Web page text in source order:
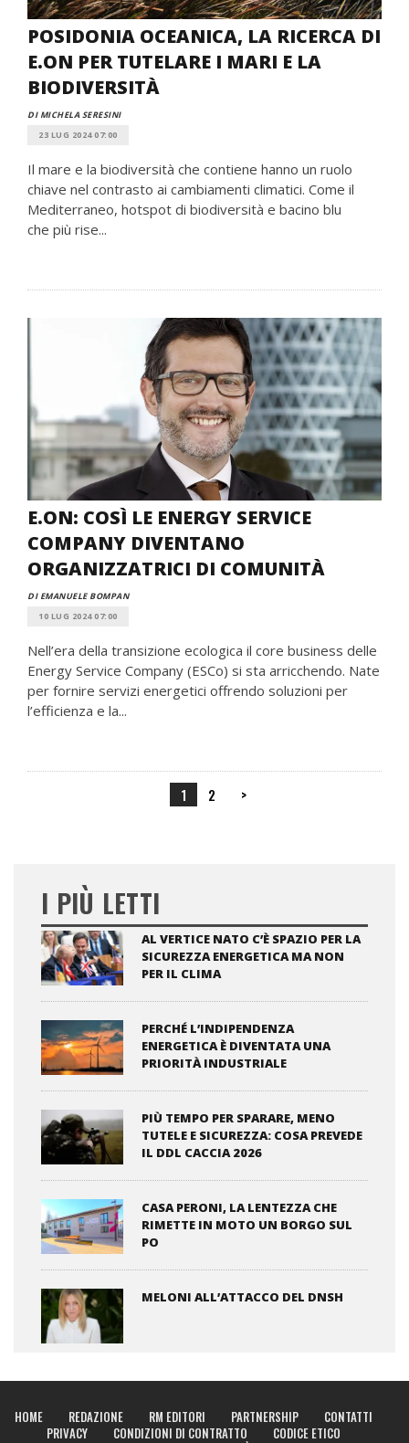
POSIDONIA OCEANICA, LA RICERCA DI
E.ON PER TUTELARE I MARI E LA
BIODIVERSITÀ
DI MICHELA SERESINI
23 LUG 2024 07:00
Il mare e la biodiversità che contiene hanno un ruolo
chiave nel contrasto ai cambiamenti climatici. Come il
Mediterraneo, hotspot di biodiversità e bacino blu
che più rise...
E.ON: COSÌ LE ENERGY SERVICE
COMPANY DIVENTANO
ORGANIZZATRICI DI COMUNITÀ
DI EMANUELE BOMPAN
10 LUG 2024 07:00
Nell’era della transizione ecologica il core business delle
Energy Service Company (ESCo) si sta arricchendo. Nate
per fornire servizi energetici offrendo soluzioni per
l’efficienza e la...
1 2 >
I PIÙ LETTI
AL VERTICE NATO C’È SPAZIO PER LA
SICUREZZA ENERGETICA MA NON
PER IL CLIMA
PERCHÉ L’INDIPENDENZA
ENERGETICA È DIVENTATA UNA
PRIORITÀ INDUSTRIALE
PIÙ TEMPO PER SPARARE, MENO
TUTELE E SICUREZZA: COSA PREVEDE
IL DDL CACCIA 2026
CASA PERONI, LA LENTEZZA CHE
RIMETTE IN MOTO UN BORGO SUL
PO
MELONI ALL’ATTACCO DEL DNSH
HOME REDAZIONE RM EDITORI PARTNERSHIP
CONTATTI
PRIVACY
CONDIZIONI DI CONTRATTO
CODICE ETICO